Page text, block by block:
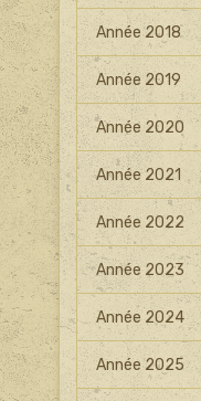
Année 2018
Année 2019
Année 2020
Année 2021
Année 2022
Année 2023
Année 2024
Année 2025